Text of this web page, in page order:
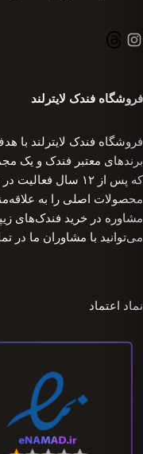
فروشگاه فندک لایترلند
فروشگاه فندک لایترلند با
برندهای معتبر فندک و یک
که پس از ۱۲ سال
محصولات اصلی را به
مشاوره در خرید فندک‌های
می‌توانید با مشاوران ما در
نماد اعتماد